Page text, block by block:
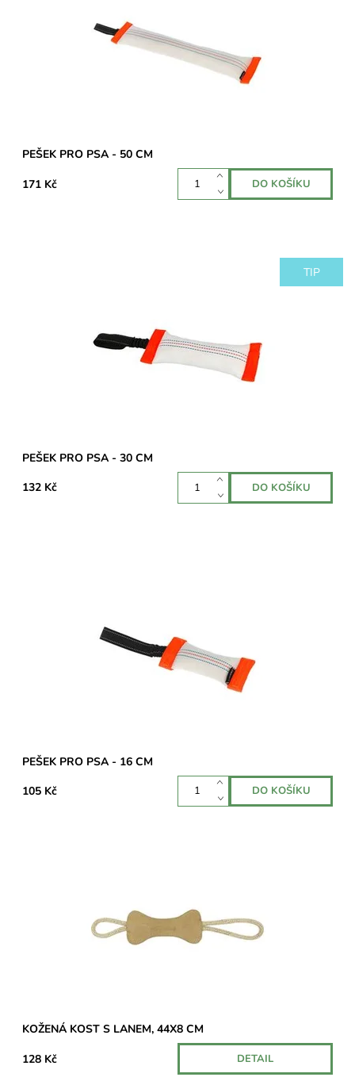
Skladem 2 ks
PEŠEK PRO PSA - 50 CM
171 Kč
TIP
Pešek s poutkem vyrobený z odolného téměř nezničitelného
materiálu. Je odolný proti skusu díky vnitřnímu pryžovému
PEŠEK PRO PSA - 30 CM
132 Kč
Skladem 3 ks
PEŠEK PRO PSA - 16 CM
105 Kč
KOŽENÁ KOST S LANEM, 44X8 CM
128 Kč
DETAIL